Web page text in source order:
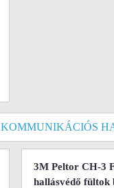
KOMMUNIKÁCIÓS
3M Peltor CH-3
hallásvédő fültok